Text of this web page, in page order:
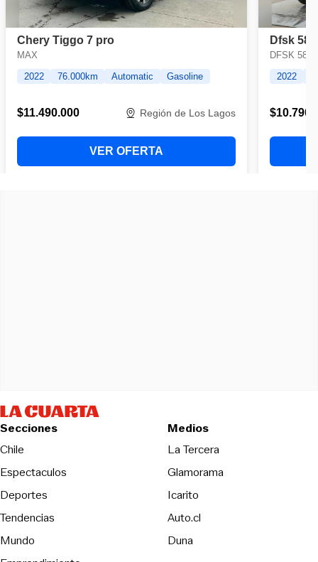
Secciones
Chile
Espectaculos
Deportes
Tendencias
Mundo
Medios
La TerceraOpens in new
Glamorama
Icarito
Auto.cl
DunaOpens in new window